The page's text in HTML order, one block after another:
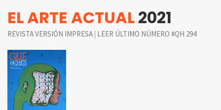
EL ARTE ACTUAL2021
REVISTA VERSIÓN IMPRESA | LEER ÚLTIMO NÚMERO #QH 294